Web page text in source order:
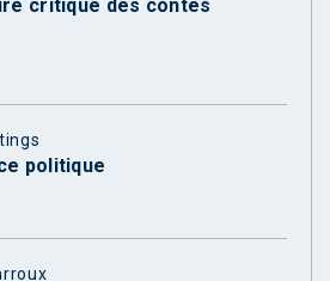
critique des contes
politique